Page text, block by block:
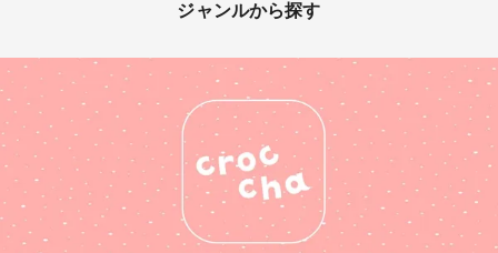
ジャンルから探す